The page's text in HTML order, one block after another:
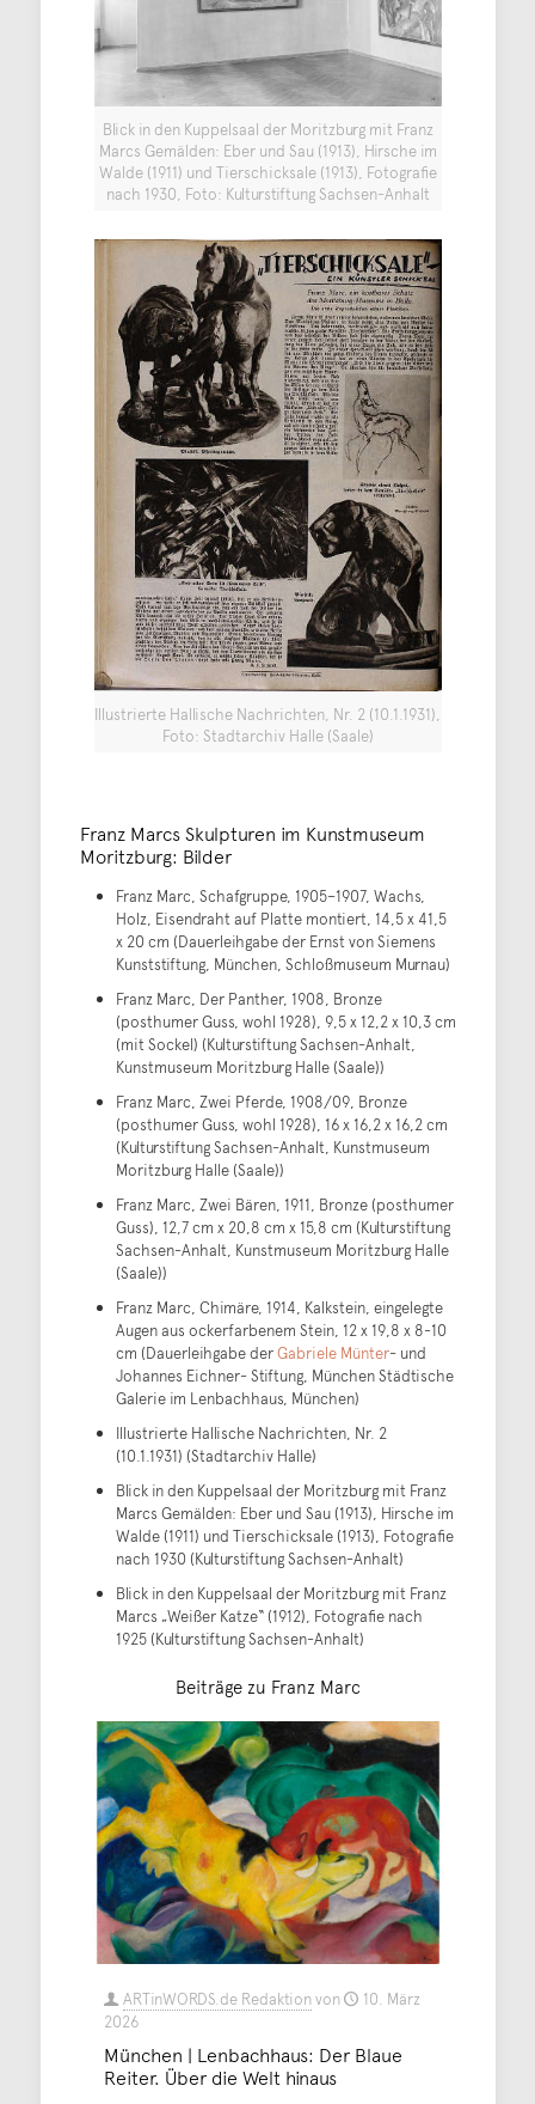
Blick in den Kuppelsaal der Moritzburg mit Franz
Marcs Gemälden: Eber und Sau (1913), Hirsche im
Walde (1911) und Tierschicksale (1913), Fotografie
nach 1930, Foto: Kulturstiftung Sachsen-Anhalt
Illustrierte Hallische Nachrichten, Nr. 2 (10.1.1931),
Foto: Stadtarchiv Halle (Saale)
Franz Marcs Skulpturen im Kunstmuseum
Moritzburg: Bilder
Franz Marc, Schafgruppe, 1905–1907, Wachs,
Holz, Eisendraht auf Platte montiert, 14,5 x 41,5
x 20 cm (Dauerleihgabe der Ernst von Siemens
Kunststiftung, München, Schloßmuseum Murnau)
Franz Marc, Der Panther, 1908, Bronze
(posthumer Guss, wohl 1928), 9,5 x 12,2 x 10,3 cm
(mit Sockel) (Kulturstiftung Sachsen-Anhalt,
Kunstmuseum Moritzburg Halle (Saale))
Franz Marc, Zwei Pferde, 1908/09, Bronze
(posthumer Guss, wohl 1928), 16 x 16,2 x 16,2 cm
(Kulturstiftung Sachsen-Anhalt, Kunstmuseum
Moritzburg Halle (Saale))
Franz Marc, Zwei Bären, 1911, Bronze (posthumer
Guss), 12,7 cm x 20,8 cm x 15,8 cm (Kulturstiftung
Sachsen-Anhalt, Kunstmuseum Moritzburg Halle
(Saale))
Franz Marc, Chimäre, 1914, Kalkstein, eingelegte
Augen aus ockerfarbenem Stein, 12 x 19,8 x 8-10
cm (Dauerleihgabe derGabriele Münter- und
Johannes Eichner- Stiftung, München Städtische
Galerie im Lenbachhaus, München)
Illustrierte Hallische Nachrichten, Nr. 2
(10.1.1931) (Stadtarchiv Halle)
Blick in den Kuppelsaal der Moritzburg mit Franz
Marcs Gemälden: Eber und Sau (1913), Hirsche im
Walde (1911) und Tierschicksale (1913), Fotografie
nach 1930 (Kulturstiftung Sachsen-Anhalt)
Blick in den Kuppelsaal der Moritzburg mit Franz
Marcs „Weißer Katze“ (1912), Fotografie nach
1925 (Kulturstiftung Sachsen-Anhalt)
Beiträge zu Franz Marc
ARTinWORDS.de Redaktionvon
10. März
2026
München | Lenbachhaus: Der Blaue
Reiter. Über die Welt hinaus